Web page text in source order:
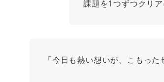
課題を1つずつクリ
「今日も熱い想いが、こもった